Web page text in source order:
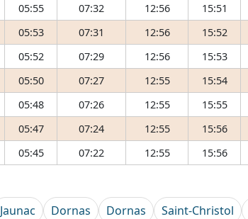
05:55 07:32 12:56 15:51
05:53 07:31 12:56 15:52
05:52 07:29 12:56 15:53
05:50 07:27 12:55 15:54
05:48 07:26 12:55 15:55
05:47 07:24 12:55 15:56
05:45 07:22 12:55 15:56
Jaunac Dornas Dornas Saint-Christol